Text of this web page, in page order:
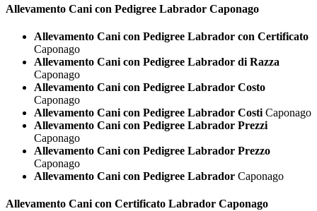
Allevamento Cani con Pedigree Labrador Caponago
Allevamento Cani con Pedigree Labrador con Certificato
Caponago
Allevamento Cani con Pedigree Labrador di Razza
Caponago
Allevamento Cani con Pedigree Labrador Costo
Caponago
Allevamento Cani con Pedigree Labrador Costi Caponago
Allevamento Cani con Pedigree Labrador Prezzi
Caponago
Allevamento Cani con Pedigree Labrador Prezzo
Caponago
Allevamento Cani con Pedigree Labrador Caponago
Allevamento Cani con Certificato Labrador Caponago